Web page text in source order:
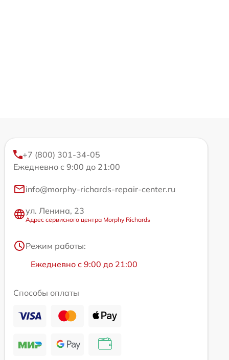
+7 (800) 301-34-05
Ежедневно с 9:00 до 21:00
info@morphy-richards-repair-center.ru
ул. Ленина, 23
Адрес сервисного центра Morphy Richards
Режим работы:
Ежедневно с 9:00 до 21:00
Способы оплаты